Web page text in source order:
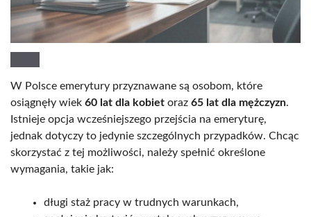
W Polsce emerytury przyznawane są osobom, które
osiągnęły wiek 60 lat dla kobiet oraz 65 lat dla mężczyzn.
Istnieje opcja wcześniejszego przejścia na emeryturę,
jednak dotyczy to jedynie szczególnych przypadków. Chcąc
skorzystać z tej możliwości, należy spełnić określone
wymagania, takie jak:
długi staż pracy w trudnych warunkach,